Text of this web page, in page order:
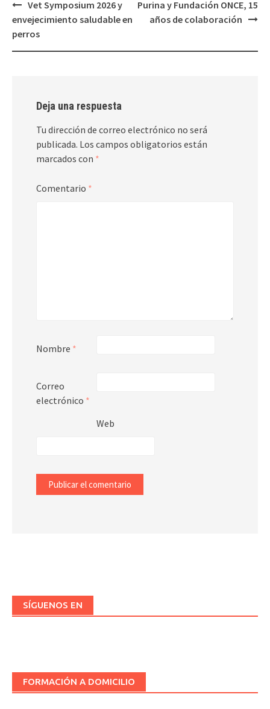
Navegación
de
entradas
Vet Symposium 2026 y
envejecimiento saludable en
perros
Purina y Fundación ONCE, 15
años de colaboración
Deja una respuesta
Tu dirección de correo electrónico no será
publicada. Los campos obligatorios están
marcados con *
Comentario *
Nombre *
Correo
electrónico *
Web
SÍGUENOS EN
FORMACIÓN A DOMICILIO